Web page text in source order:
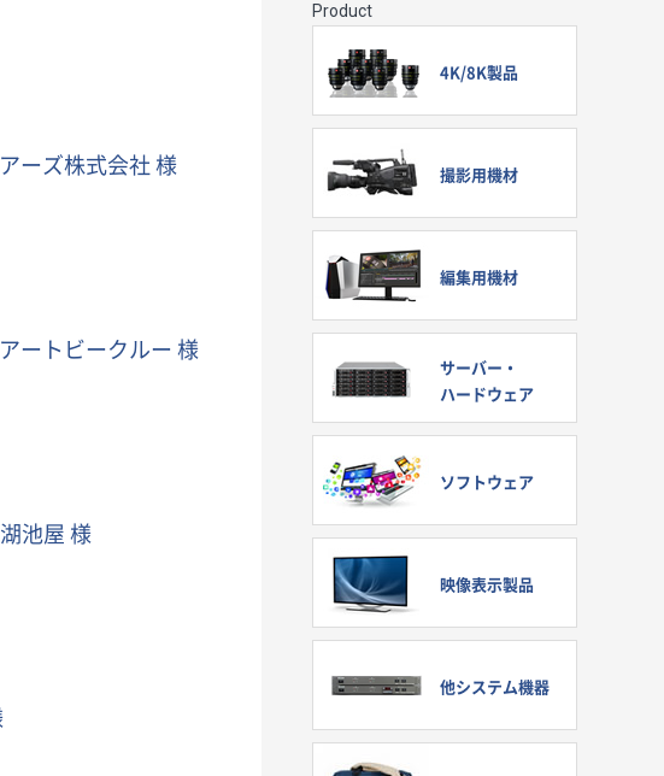
ーズ株式会社 様
ートビークルー 様
池屋 様
Product
4K/8K製品
撮影用機材
編集用機材
サーバー・
ハードウェア
ソフトウェア
映像表示製品
他システム機器